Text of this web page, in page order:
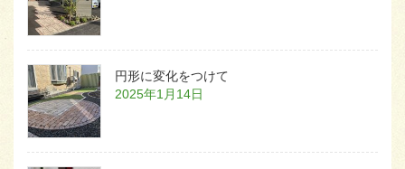
円形に変化をつけて
2025年1月14日